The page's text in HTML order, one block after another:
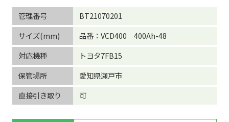
管理番号
BT21070201
サイズ(mm)
品番：VCD400 400Ah-48
対応機種
トヨタ7FB15
保管場所
愛知県瀬戸市
直接引き取り
可